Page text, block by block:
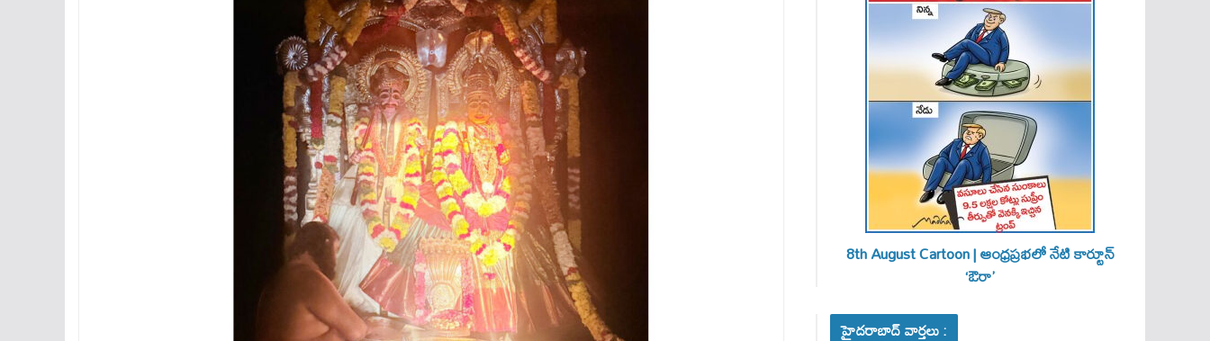
8th August Cartoon | ఆంధ్రప్రభలో నేటి కార్టూన్
‘ఔరా’
హైదరాబాద్ వార్తలు :